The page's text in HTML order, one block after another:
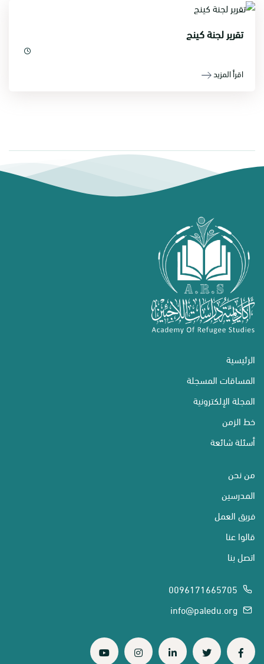
تقرير لجنة كينج
اقرأ المزيد
الرئيسية
المساقات المسجلة
المجلة الإلكترونية
خط الزمن
أسئلة شائعة
من نحن
المدرسين
فريق العمل
قالوا عنا
اتصل بنا
0096171665705
info@paledu.org